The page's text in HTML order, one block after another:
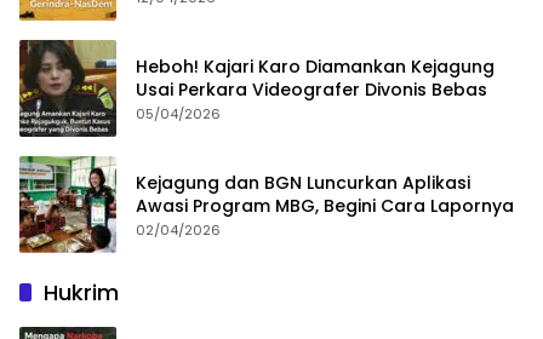
Heboh! Kajari Karo Diamankan Kejagung
Usai Perkara Videografer Divonis Bebas
05/04/2026
Kejagung dan BGN Luncurkan Aplikasi
Awasi Program MBG, Begini Cara Lapornya
02/04/2026
Hukrim